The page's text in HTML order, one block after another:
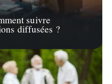
suivre
diffusées ?